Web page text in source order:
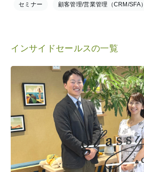
セミナー 顧客管理/営業管理（CRM/SFA）
インサイドセールスの一覧